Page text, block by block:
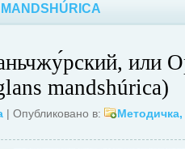
или
mandshúrica)
| Опубликовано в: Методичка,